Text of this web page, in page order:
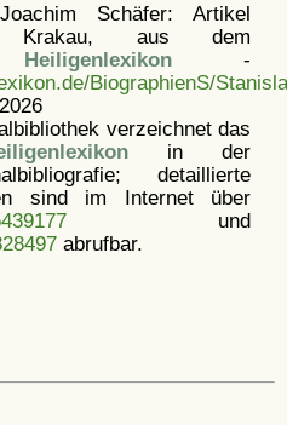
Schäfer: Artikel
Krakau, aus dem
-
BiographienS/
verzeichnet das
in der
detaillierte
sind im Internet über
und
abrufbar.